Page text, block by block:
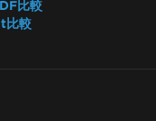
比較
比較